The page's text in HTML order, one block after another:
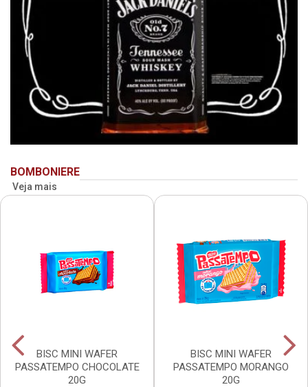
BOMBONIERE
Veja mais
BISC MINI WAFER
PASSATEMPO CHOCOLATE
20G
BISC MINI WAFER
PASSATEMPO MORANGO
20G